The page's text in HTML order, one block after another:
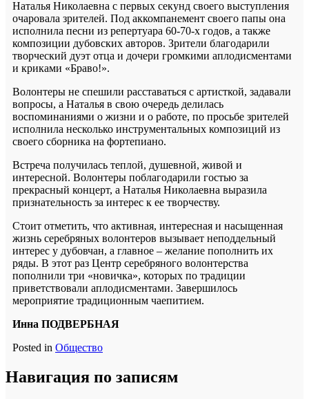
Наталья Николаевна с первых секунд своего выступления
очаровала зрителей. Под аккомпанемент своего папы она
исполнила песни из репертуара 60-70-х годов, а также
композиции дубовских авторов. Зрители благодарили
творческий дуэт отца и дочери громкими аплодисментами
и криками «Браво!».
Волонтеры не спешили расставаться с артисткой, задавали
вопросы, а Наталья в свою очередь делилась
воспоминаниями о жизни и о работе, по просьбе зрителей
исполнила несколько инструментальных композиций из
своего сборника на фортепиано.
Встреча получилась теплой, душевной, живой и
интересной. Волонтеры поблагодарили гостью за
прекрасный концерт, а Наталья Николаевна выразила
признательность за интерес к ее творчеству.
Стоит отметить, что активная, интересная и насыщенная
жизнь серебряных волонтеров вызывает неподдельный
интерес у дубовчан, а главное – желание пополнить их
ряды. В этот раз Центр серебряного волонтерства
пополнили три «новичка», которых по традиции
приветствовали аплодисментами. Завершилось
мероприятие традиционным чаепитием.
Инна ПОДВЕРБНАЯ
Posted in Общество
Навигация по записям